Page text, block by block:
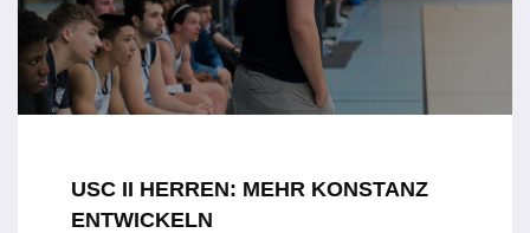
USC II HERREN: MEHR KONSTANZ
ENTWICKELN